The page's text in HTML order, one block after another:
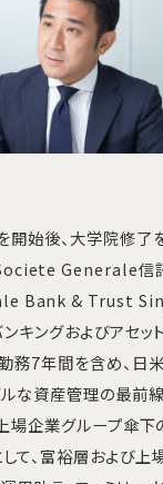
開始後、大学院修了
Generale信
Bank & Trust
キングおよびアセッ
務7年間を含め、日
な資産管理の最前
場企業グループ傘
て、富裕層および上